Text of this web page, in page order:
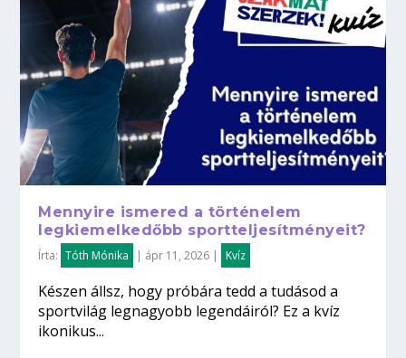
Mennyire ismered a történelem
legkiemelkedőbb sportteljesítményeit?
Írta: Tóth Mónika | ápr 11, 2026 | Kvíz
Készen állsz, hogy próbára tedd a tudásod a
sportvilág legnagyobb legendáiról? Ez a kvíz
ikonikus...